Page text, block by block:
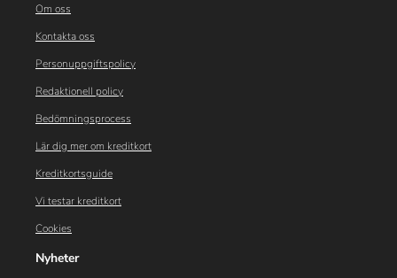
Om oss
Kontakta oss
Personuppgiftspolicy
Redaktionell policy
Bedömningsprocess
Lär dig mer om kreditkort
Kreditkortsguide
Vi testar kreditkort
Cookies
Nyheter